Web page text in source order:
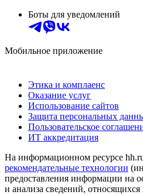
Боты для уведомлений
Мобильное приложение
Этика и комплаенс
Оказание услуг
Использование сайтов
Защита персональных
Пользовательское
ИТ аккредитация
На информационном ресурсе
рекомендательные технологии
предоставления информации на
и анализа сведений,